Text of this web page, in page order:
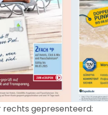
rechts gepresenteerd: